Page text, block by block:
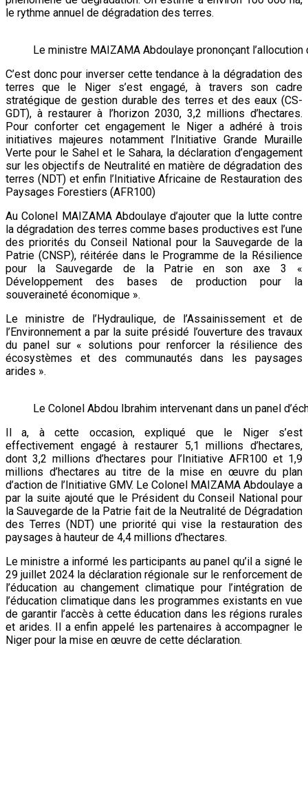
le rythme annuel de dégradation des terres.
Le ministre MAIZAMA Abdoulaye prononçant
C’est donc pour inverser cette tendance à la dégradation des
terres que le Niger s’est engagé, à travers son cadre
stratégique de gestion durable des terres et des eaux (CS-
GDT), à restaurer à l’horizon 2030, 3,2 millions d’hectares.
Pour conforter cet engagement le Niger a adhéré à trois
initiatives majeures notamment l’Initiative Grande Muraille
Verte pour le Sahel et le Sahara, la déclaration d’engagement
sur les objectifs de Neutralité en matière de dégradation des
terres (NDT) et enfin l’Initiative Africaine de Restauration des
Paysages Forestiers (AFR100)
Au Colonel MAIZAMA Abdoulaye d’ajouter que la lutte contre
la dégradation des terres comme bases productives est l’une
des priorités du Conseil National pour la Sauvegarde de la
Patrie (CNSP), réitérée dans le Programme de la Résilience
pour la Sauvegarde de la Patrie en son axe 3 «
Développement des bases de production pour la
souveraineté économique ».
Le ministre de l’Hydraulique, de l’Assainissement et de
l’Environnement a par la suite présidé l’ouverture des travaux
du panel sur « solutions pour renforcer la résilience des
écosystèmes et des communautés dans les paysages
arides ».
Le Colonel Abdou Ibrahim intervenant dans un panel
Il a, à cette occasion, expliqué que le Niger s’est
effectivement engagé à restaurer 5,1 millions d’hectares,
dont 3,2 millions d’hectares pour l’Initiative AFR100 et 1,9
millions d’hectares au titre de la mise en œuvre du plan
d’action de l’Initiative GMV. Le Colonel MAIZAMA Abdoulaye a
par la suite ajouté que le Président du Conseil National pour
la Sauvegarde de la Patrie fait de la Neutralité de Dégradation
des Terres (NDT) une priorité qui vise la restauration des
paysages à hauteur de 4,4 millions d’hectares.
Le ministre a informé les participants au panel qu’il a signé le
29 juillet 2024 la déclaration régionale sur le renforcement de
l’éducation au changement climatique pour l’intégration de
l’éducation climatique dans les programmes existants en vue
de garantir l’accès à cette éducation dans les régions rurales
et arides. Il a enfin appelé les partenaires à accompagner le
Niger pour la mise en œuvre de cette déclaration.